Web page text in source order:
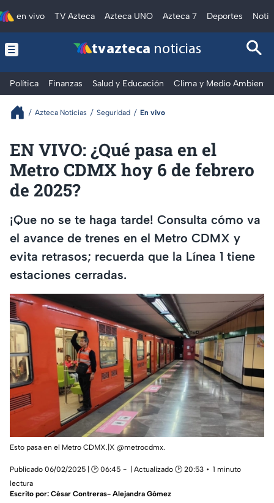
en vivo TV Azteca Azteca UNO Azteca 7 Deportes
tv azteca noticias
Política Finanzas Salud y Educación Clima y Medio Ambiente
Azteca Noticias Seguridad En vivo
EN VIVO: ¿Qué pasa en el
Metro CDMX hoy 6 de febrero
de 2025?
¡Que no se te haga tarde! Consulta cómo va
el avance de trenes en el Metro CDMX y
evita retrasos; recuerda que la Línea 1 tiene
estaciones cerradas.
Esto pasa en el Metro CDMX.|X @metrocdmx.
Publicado 06/02/2025 | 🕑 06:45 | Actualizado 🕑 20:53
1 minuto
lectura
Escrito por: César Contreras- Alejandra Gómez